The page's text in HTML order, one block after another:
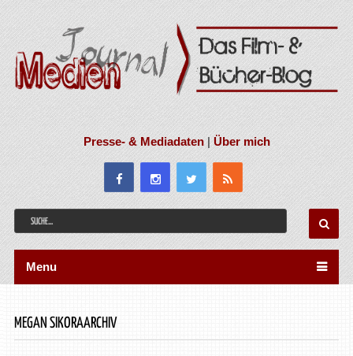
Presse- & Mediadaten|Über mich
Menu
MEGAN SIKORAARCHIV